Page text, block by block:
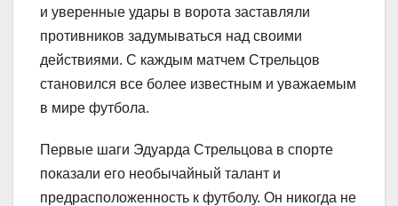
и уверенные удары в ворота заставляли
противников задумываться над своими
действиями. С каждым матчем Стрельцов
становился все более известным и уважаемым
в мире футбола.
Первые шаги Эдуарда Стрельцова в спорте
показали его необычайный талант и
предрасположенность к футболу. Он никогда не